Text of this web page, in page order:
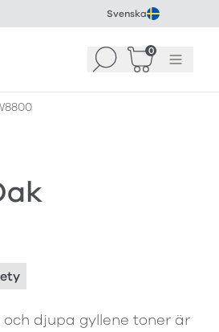
Svenska
Sök 0
Korg 0)Meny
djupa gyllene toner är